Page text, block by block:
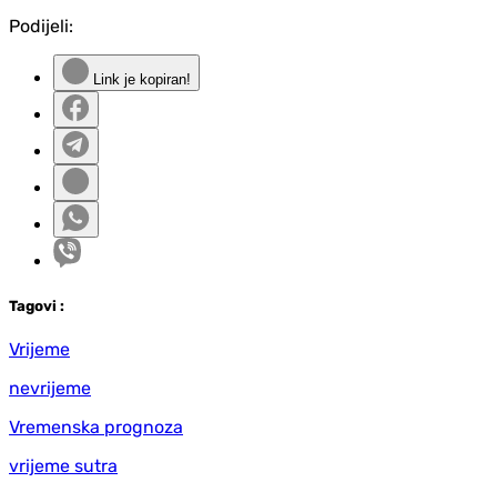
Podijeli:
Link je kopiran!
Tagovi :
Vrijeme
nevrijeme
Vremenska prognoza
vrijeme sutra